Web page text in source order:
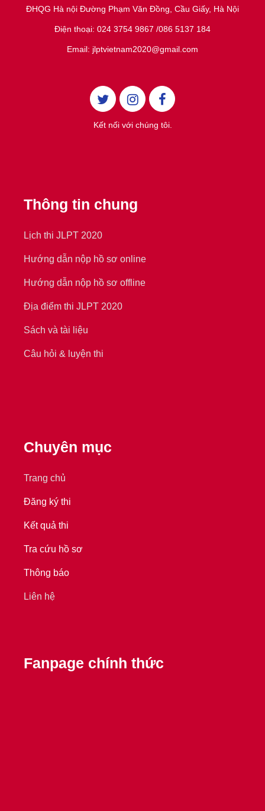
ĐHQG Hà nội Đường Phạm Văn Đồng, Cầu Giấy, Hà Nội
Điện thoại: 024 3754 9867 /086 5137 184
Email: jlptvietnam2020@gmail.com
Kết nối với chúng tôi.
Thông tin chung
Lịch thi JLPT 2020
Hướng dẫn nộp hồ sơ online
Hướng dẫn nộp hồ sơ offline
Địa điểm thi JLPT 2020
Sách và tài liệu
Câu hỏi & luyện thi
Chuyên mục
Trang chủ
Đăng ký thi
Kết quả thi
Tra cứu hồ sơ
Thông báo
Liên hệ
Fanpage chính thức